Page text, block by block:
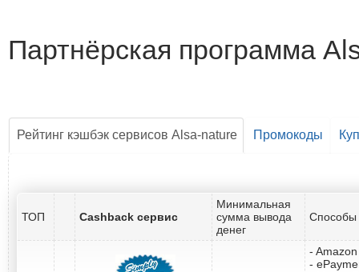
Партнёрская программа
Рейтинг кэшбэк сервисов Alsa-nature Промокоды
ТОП Cashback сервис
Минимальная
сумма вывода
денег
Способы
-
-